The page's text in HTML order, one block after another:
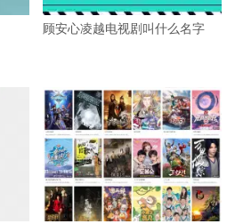
顾安心凌越电视剧叫什么名字